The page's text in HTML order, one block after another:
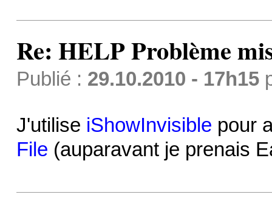
Re: HELP Problème
Publié : 29.10.2010 - 17h15
J'utilise iShowInvisible pour
File (auparavant je prenais